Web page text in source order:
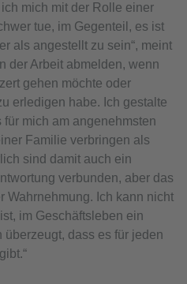
mich mit der Rolle einer
tue, im Gegenteil, es ist
als angestellt zu sein“, meint
der Arbeit abmelden, wenn
gehen möchte oder
erledigen habe. Ich gestalte
mich am angenehmsten
Familie verbringen als
sind damit auch ein
verbunden, aber das
Wahrnehmung. Ich kann nicht
im Geschäftsleben ein
überzeugt, dass es für jeden